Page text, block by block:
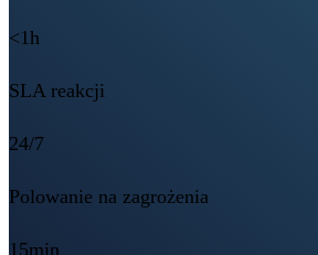
<1h
SLA reakcji
24/7
Polowanie na zagrożenia
15min